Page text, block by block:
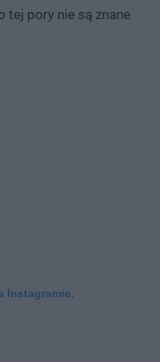
tej pory nie są znane
Instagramie.